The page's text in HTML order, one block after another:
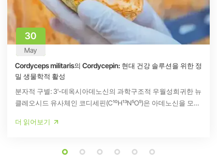
30
May
Cordyceps militaris의 Cordycepin: 현대 건강 솔루션을 위한 정
밀 생물학적 활성
분자적 구별: 3'-데옥시아데노신의 과학구조적 우월성희귀한 뉴
클레오시드 유사체인 코디세핀(C₁₀H₁₃N₅O₅)은 아데노신을 모방
한 생리활성을 제공합니다.출처: 생화학 저널 2023고급 추출 및
해 타협 없는 품질을 보장합니다.재배: 통제된 생물 반응기에서
더 읽어보기